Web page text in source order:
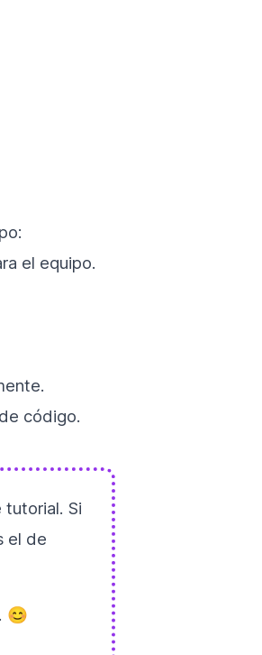
el equipo.
código.
Si
el de
😊